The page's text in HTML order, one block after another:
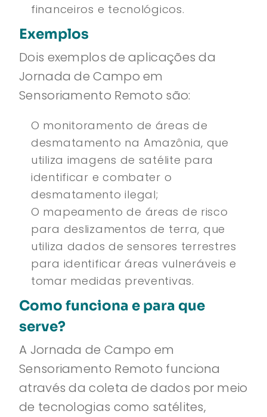
financeiros e tecnológicos.
Exemplos
Dois exemplos de aplicações da
Jornada de Campo em
Sensoriamento Remoto são:
O monitoramento de áreas de
desmatamento na Amazônia, que
utiliza imagens de satélite para
identificar e combater o
desmatamento ilegal;
O mapeamento de áreas de risco
para deslizamentos de terra, que
utiliza dados de sensores terrestres
para identificar áreas vulneráveis e
tomar medidas preventivas.
Como funciona e para que
serve?
A Jornada de Campo em
Sensoriamento Remoto funciona
através da coleta de dados por meio
de tecnologias como satélites,